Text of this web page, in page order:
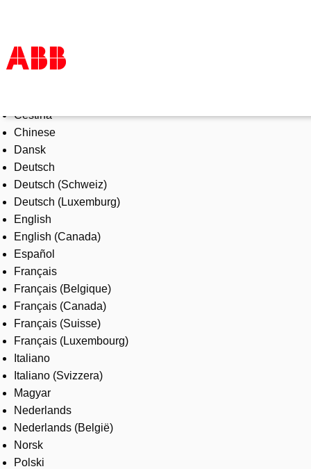
Products & Solutions
Industries
Services
About us
Where to buy
Contact us
Careers
Čeština
Chinese
Dansk
Deutsch
Deutsch (Schweiz)
Deutsch (Luxemburg)
English
English (Canada)
Español
Français
Français (Belgique)
Français (Canada)
Français (Suisse)
Français (Luxembourg)
Italiano
Italiano (Svizzera)
Magyar
Nederlands
Nederlands (België)
Norsk
Polski